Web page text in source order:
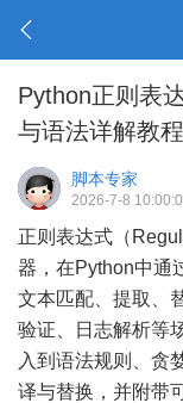
Python正则表
与语法详解教程
脚本专家
2026-7-8
正则表达式（
器，在Python中通
文本匹配、提取、
验证、日志解析等
入到语法规则、贪
译与替换，并附带